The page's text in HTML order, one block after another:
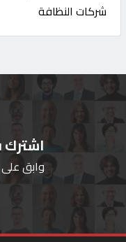
شركات النظافة
اشترك
وابق على